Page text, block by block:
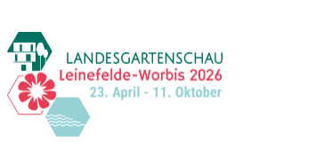
Inhalt
springen